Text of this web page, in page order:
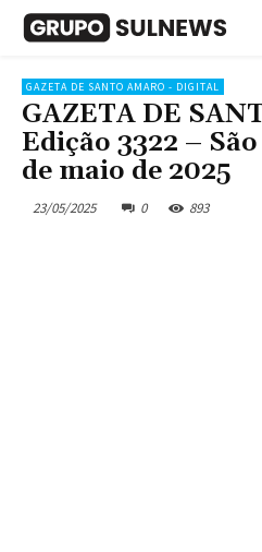
GAZETA DE SANTO AMARO - DIGITAL
GAZETA DE
Edição 3322 –
de maio de 2025
23/05/2025 0 893